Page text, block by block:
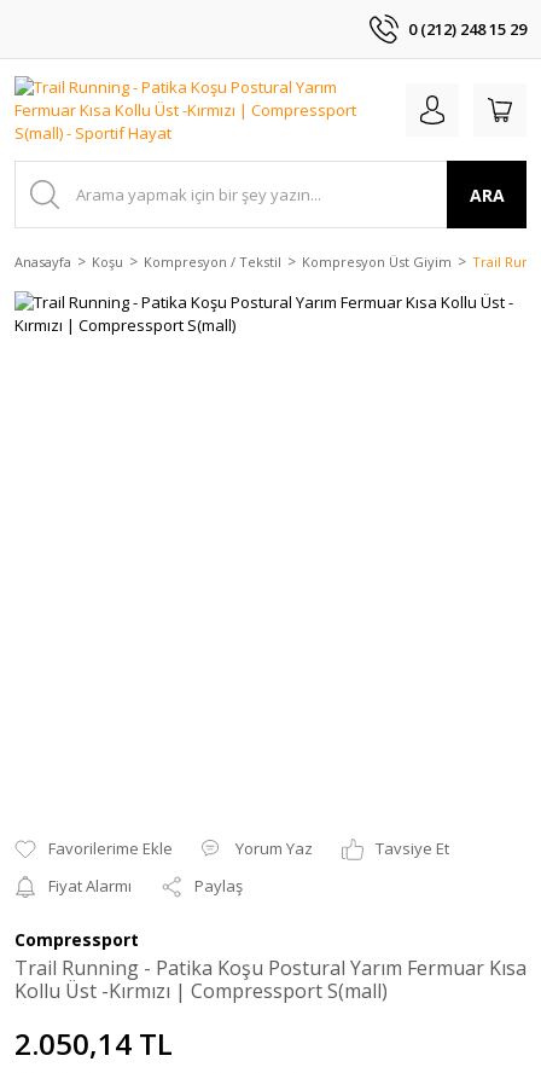
0 (212) 248 15 29
ARA
Anasayfa Koşu Kompresyon / Tekstil Kompresyon Üst Giyim Trail
Yorum Yaz
Tavsiye Et
Fiyat Alarmı
Paylaş
Compressport
Trail Running - Patika Koşu Postural Yarım Fermuar Kısa
Kollu Üst -Kırmızı | Compressport S(mall)
2.050,14 TL